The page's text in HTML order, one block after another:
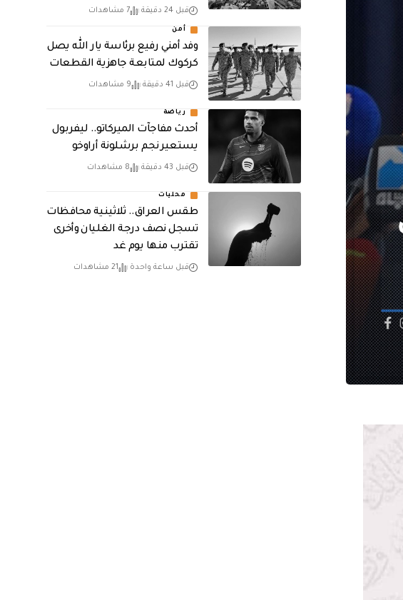
قبل 24 دقيقة 7 مشاهدات
أمن
وفد أمني رفيع برئاسة يار الله يصل
كركوك لمتابعة جاهزية القطعات
قبل 41 دقيقة 9 مشاهدات
رياضة
أحدث مفاجآت الميركاتو.. ليفربول
يستعير نجم برشلونة أراوخو
قبل 43 دقيقة 8 مشاهدات
محليات
طقس العراق.. ثلاثينية محافظات
تسجل نصف درجة الغليان وأخرى
تقترب منها يوم غد
قبل ساعة واحدة 21 مشاهدات